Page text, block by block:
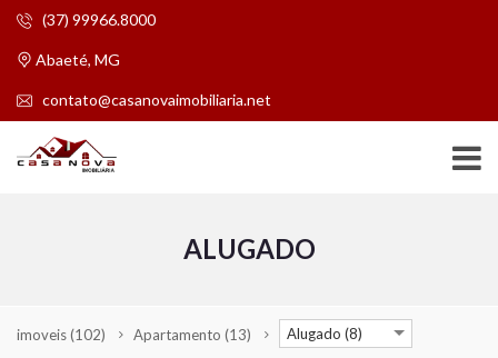
(37) 99966.8000
Abaeté, MG
contato@casanovaimobiliaria.net
ALUGADO
imoveis(102) Apartamento (13) Alugado (8)